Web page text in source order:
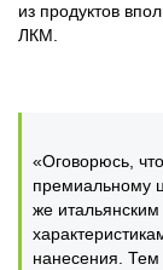
из продуктов
ЛКМ.
«Оговорюсь,
премиальному
же
нанесения. Тем